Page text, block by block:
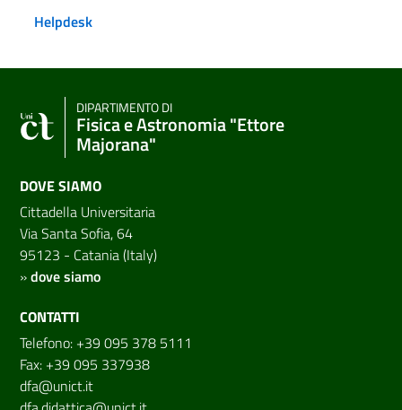
Helpdesk
DIPARTIMENTO DI
Fisica e Astronomia "Ettore
Majorana"
DOVE SIAMO
Cittadella Universitaria
Via Santa Sofia, 64
95123 - Catania (Italy)
»dove siamo
CONTATTI
Telefono: +39 095 378 5111
Fax: +39 095 337938
dfa@unict.it